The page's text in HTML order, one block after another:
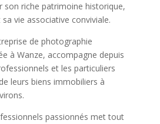
son riche patrimoine historique,
vie associative conviviale.
de photographie
à Wanze, accompagne depuis
et les particuliers
leurs biens immobiliers à
passionnés met tout